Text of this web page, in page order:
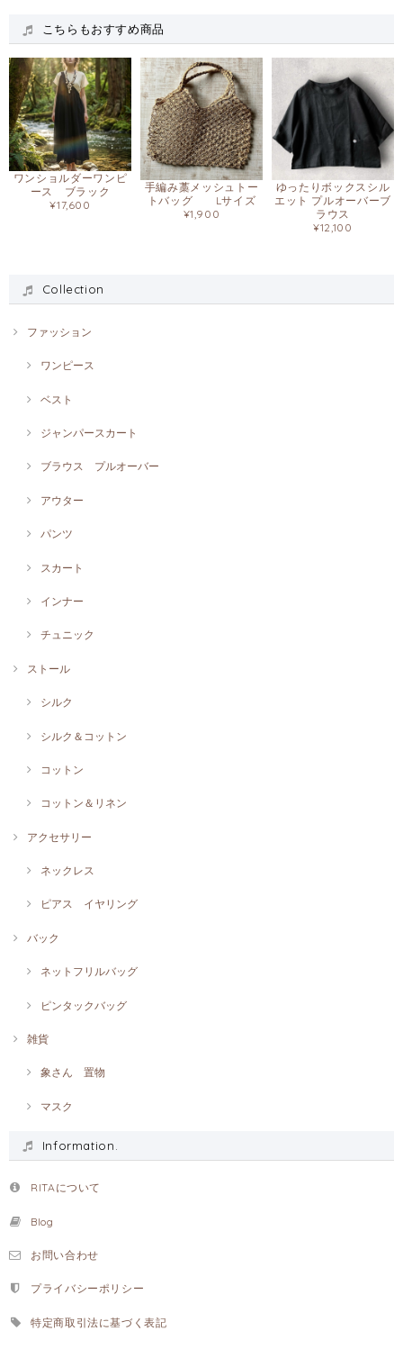
こちらもおすすめ商品
ワンショルダーワンピ
ース ブラック
¥17,600
手編み藁メッシュトー
トバッグ Lサイズ
¥1,900
ゆったりボックスシル
エット プルオーバーブ
ラウス
¥12,100
Collection
ファッション
ワンピース
ベスト
ジャンパースカート
ブラウス プルオーバー
アウター
パンツ
スカート
インナー
チュニック
ストール
シルク
シルク＆コットン
コットン
コットン＆リネン
アクセサリー
ネックレス
ピアス イヤリング
バック
ネットフリルバッグ
ピンタックバッグ
雑貨
象さん 置物
マスク
Information.
RITAについて
Blog
お問い合わせ
プライバシーポリシー
特定商取引法に基づく表記